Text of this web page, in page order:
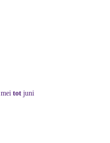
mei tot juni